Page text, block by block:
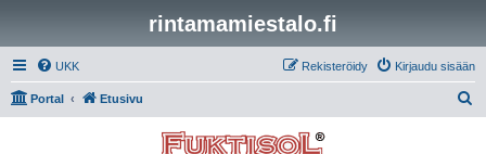
rintamamiestalo.fi
UKK Kirjaudu sisään
Rekisteröidy
Portal Etusivu